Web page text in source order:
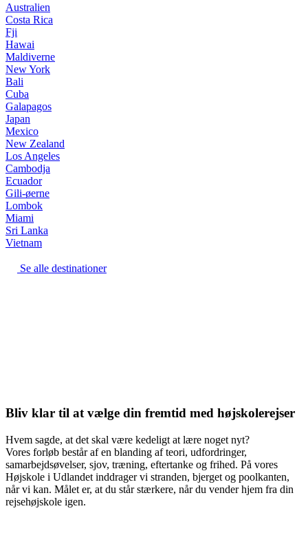
Australien
Costa Rica
Fji
Hawai
Maldiverne
New York
Bali
Cuba
Galapagos
Japan
Mexico
New Zealand
Los Angeles
Cambodja
Ecuador
Gili-øerne
Lombok
Miami
Sri Lanka
Vietnam
Se alle destinationer
Bliv klar til at vælge din fremtid med højskolerejser
Hvem sagde, at det skal være kedeligt at lære noget nyt?
Vores forløb består af en blanding af teori, udfordringer,
samarbejdsøvelser, sjov, træning, eftertanke og frihed. På vores
Højskole i Udlandet inddrager vi stranden, bjerget og poolkanten,
når vi kan. Målet er, at du står stærkere, når du vender hjem fra din
rejsehøjskole igen.